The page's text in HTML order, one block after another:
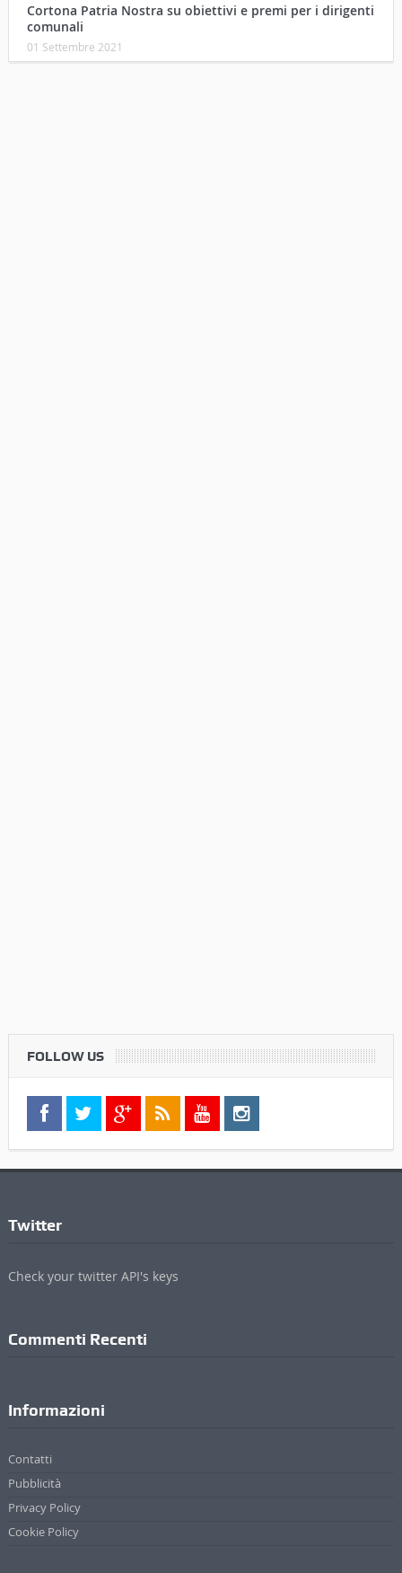
Cortona Patria Nostra su obiettivi e premi per i dirigenti
comunali
01 Settembre 2021
FOLLOW US
Twitter
Check your twitter API's keys
Commenti Recenti
Informazioni
Contatti
Pubblicità
Privacy Policy
Cookie Policy